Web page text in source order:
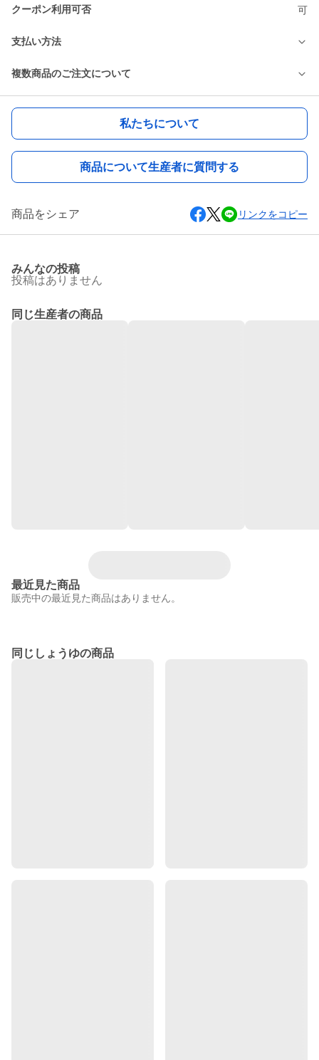
クーポン利用可否 可
支払い方法
複数商品のご注文について
私たちについて
商品について生産者に質問する
商品をシェア リンクをコピー
みんなの投稿
投稿はありません
同じ生産者の商品
最近見た商品
販売中の最近見た商品はありません。
同じしょうゆの商品